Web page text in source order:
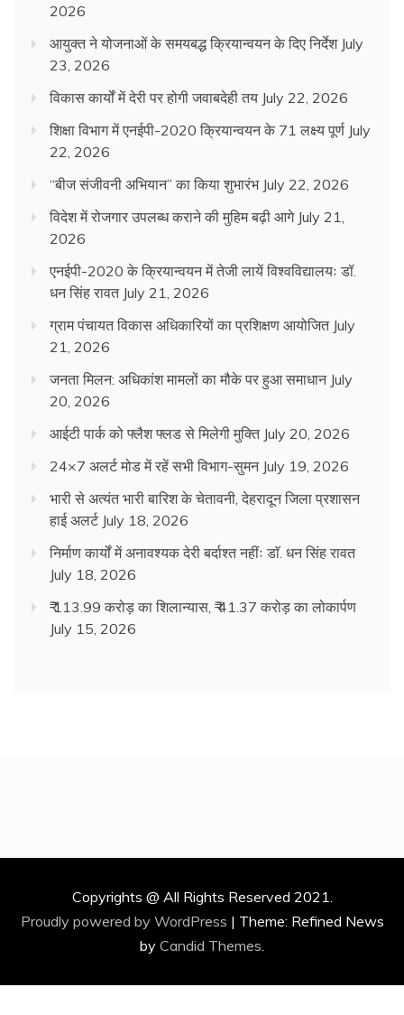
2026
आयुक्त ने योजनाओं के समयबद्ध क्रियान्वयन के दिए निर्देश July
23, 2026
विकास कार्यों में देरी पर होगी जवाबदेही तय July 22, 2026
शिक्षा विभाग में एनईपी-2020 क्रियान्वयन के 71 लक्ष्य पूर्ण July
22, 2026
“बीज संजीवनी अभियान” का किया शुभारंभ July 22, 2026
विदेश में रोजगार उपलब्ध कराने की मुहिम बढ़ी आगे July 21,
2026
एनईपी-2020 के क्रियान्वयन में तेजी लायें विश्वविद्यालयः डॉ.
धन सिंह रावत July 21, 2026
ग्राम पंचायत विकास अधिकारियों का प्रशिक्षण आयोजित July
21, 2026
जनता मिलन: अधिकांश मामलों का मौके पर हुआ समाधान July
20, 2026
आईटी पार्क को फ्लैश फ्लड से मिलेगी मुक्ति July 20, 2026
24×7 अलर्ट मोड में रहें सभी विभाग-सुमन July 19, 2026
भारी से अत्यंत भारी बारिश के चेतावनी, देहरादून जिला प्रशासन
हाई अलर्ट July 18, 2026
निर्माण कार्यों में अनावश्यक देरी बर्दाश्त नहींः डाॅ. धन सिंह रावत
July 18, 2026
₹ 113.99 करोड़ का शिलान्यास, ₹ 41.37 करोड़ का लोकार्पण
July 15, 2026
Copyrights @ All Rights Reserved 2021.
Proudly powered by WordPress | Theme: Refined News
by Candid Themes.